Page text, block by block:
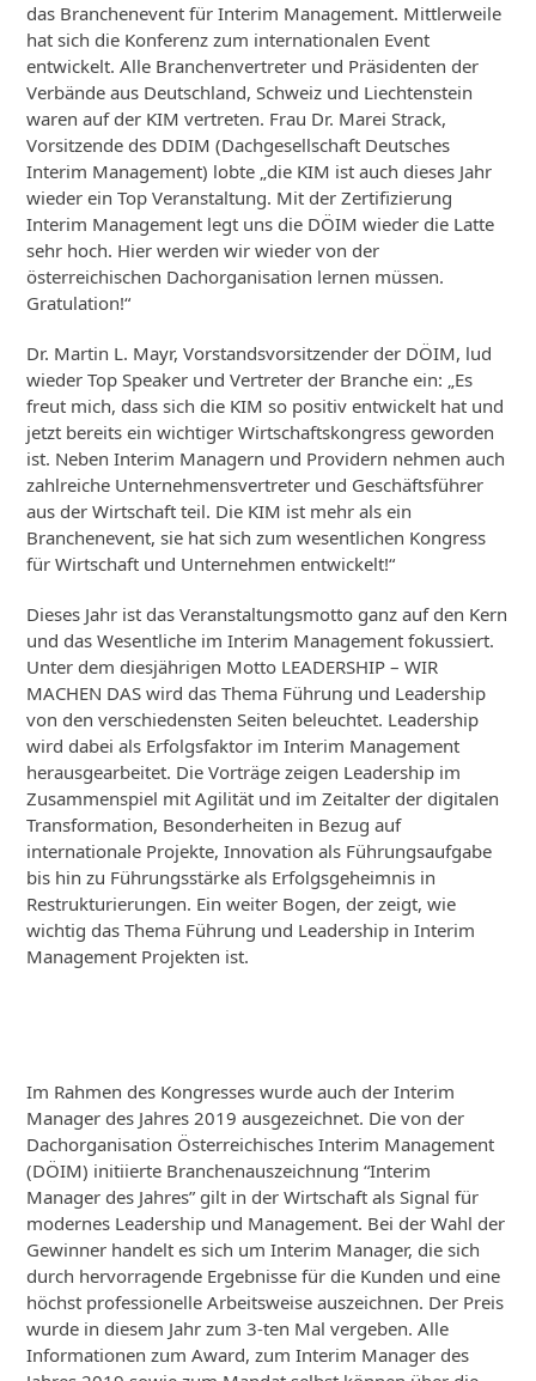
das Branchenevent für Interim Management. Mittlerweile
hat sich die Konferenz zum internationalen Event
entwickelt. Alle Branchenvertreter und Präsidenten der
Verbände aus Deutschland, Schweiz und Liechtenstein
waren auf der KIM vertreten. Frau Dr. Marei Strack,
Vorsitzende des DDIM (Dachgesellschaft Deutsches
Interim Management) lobte „die KIM ist auch dieses Jahr
wieder ein Top Veranstaltung. Mit der Zertifizierung
Interim Management legt uns die DÖIM wieder die Latte
sehr hoch. Hier werden wir wieder von der
österreichischen Dachorganisation lernen müssen.
Gratulation!“
Dr. Martin L. Mayr, Vorstandsvorsitzender der DÖIM, lud
wieder Top Speaker und Vertreter der Branche ein: „Es
freut mich, dass sich die KIM so positiv entwickelt hat und
jetzt bereits ein wichtiger Wirtschaftskongress geworden
ist. Neben Interim Managern und Providern nehmen auch
zahlreiche Unternehmensvertreter und Geschäftsführer
aus der Wirtschaft teil. Die KIM ist mehr als ein
Branchenevent, sie hat sich zum wesentlichen Kongress
für Wirtschaft und Unternehmen entwickelt!“
Dieses Jahr ist das Veranstaltungsmotto ganz auf den Kern
und das Wesentliche im Interim Management fokussiert.
Unter dem diesjährigen Motto LEADERSHIP – WIR
MACHEN DAS wird das Thema Führung und Leadership
von den verschiedensten Seiten beleuchtet. Leadership
wird dabei als Erfolgsfaktor im Interim Management
herausgearbeitet. Die Vorträge zeigen Leadership im
Zusammenspiel mit Agilität und im Zeitalter der digitalen
Transformation, Besonderheiten in Bezug auf
internationale Projekte, Innovation als Führungsaufgabe
bis hin zu Führungsstärke als Erfolgsgeheimnis in
Restrukturierungen. Ein weiter Bogen, der zeigt, wie
wichtig das Thema Führung und Leadership in Interim
Management Projekten ist.
Im Rahmen des Kongresses wurde auch der Interim
Manager des Jahres 2019 ausgezeichnet. Die von der
Dachorganisation Österreichisches Interim Management
(DÖIM) initiierte Branchenauszeichnung “Interim
Manager des Jahres” gilt in der Wirtschaft als Signal für
modernes Leadership und Management. Bei der Wahl der
Gewinner handelt es sich um Interim Manager, die sich
durch hervorragende Ergebnisse für die Kunden und eine
höchst professionelle Arbeitsweise auszeichnen. Der Preis
wurde in diesem Jahr zum 3-ten Mal vergeben. Alle
Informationen zum Award, zum Interim Manager des